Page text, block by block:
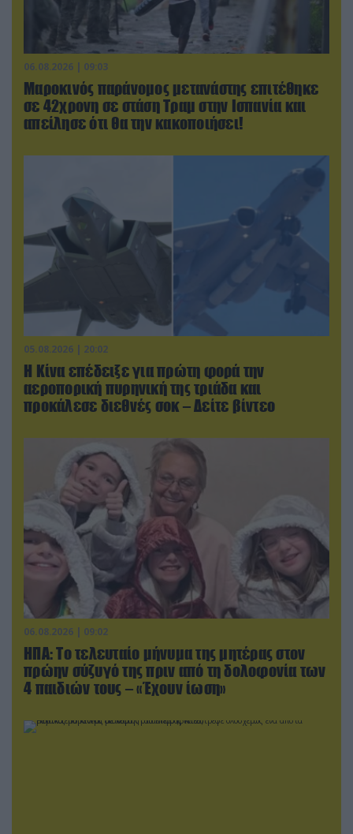
06.08.2026 | 09:03
Μαροκινός παράνομος μετανάστης επιτέθηκε
σε 42χρονη σε στάση Τραμ στην Ισπανία και
απείλησε ότι θα την κακοποιήσει!
05.08.2026 | 20:02
Η Κίνα επέδειξε για πρώτη φορά την
αεροπορική πυρηνική της τριάδα και
προκάλεσε διεθνές σοκ – Δείτε βίντεο
06.08.2026 | 09:02
ΗΠΑ: Το τελευταίο μήνυμα της μητέρας στον
πρώην σύζυγό της πριν από τη δολοφονία των
4 παιδιών τους – «Έχουν ίωση»